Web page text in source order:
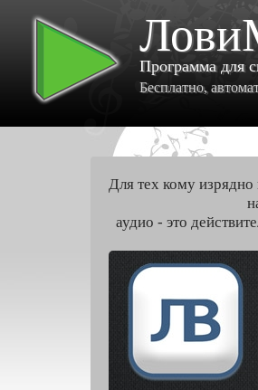
Программа для
Бесплатно,
Для тех кому
аудио - это